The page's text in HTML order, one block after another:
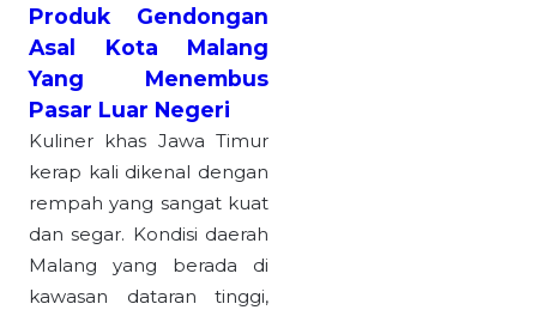
Produk Gendongan
Asal Kota Malang
Yang Menembus
Pasar Luar Negeri
Kuliner khas Jawa Timur
kerap kali dikenal dengan
rempah yang sangat kuat
dan segar. Kondisi daerah
Malang yang berada di
kawasan dataran tinggi,